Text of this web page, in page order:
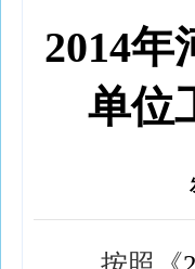
2014年
单位